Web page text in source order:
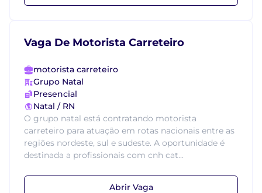
Vaga De Motorista Carreteiro
motorista carreteiro
Grupo Natal
Presencial
Natal / RN
O grupo natal está contratando motorista
carreteiro para atuação em rotas nacionais entre as
regiões nordeste, sul e sudeste. A oportunidade é
destinada a profissionais com cnh cat...
Abrir Vaga